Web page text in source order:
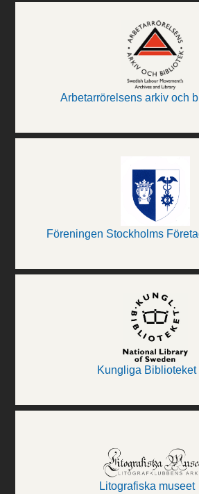
Arbetarrörelsens arkiv och
Föreningen Stockholms
Kungliga Biblioteket
Litografiska museet